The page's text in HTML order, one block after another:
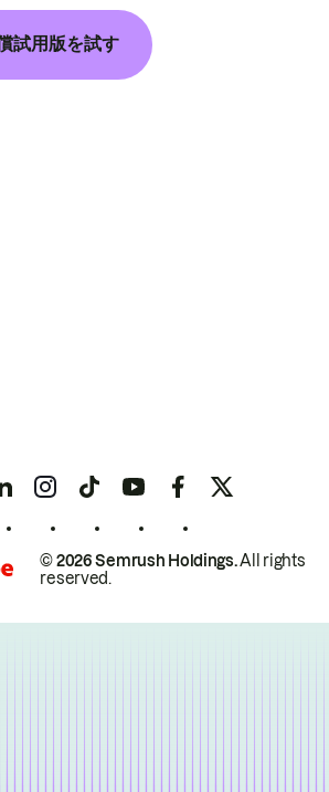
試用版を試す
© 2026 Semrush Holdings.All rights
reserved.